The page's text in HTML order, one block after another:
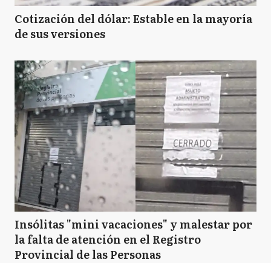
Cotización del dólar: Estable en la mayoría
de sus versiones
Insólitas "mini vacaciones" y malestar por
la falta de atención en el Registro
Provincial de las Personas